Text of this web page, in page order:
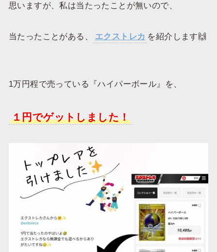
思いますが、私は当たったことが無いので、
当たったことがある、 エクストレカ を紹介します🙌
1万円程で売っている『ハイパーボール』を、
１円でゲットしました！